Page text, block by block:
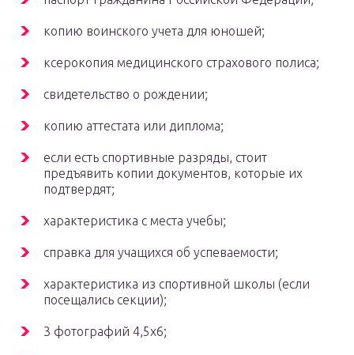
копию воинского учета для юношей;
ксерокопия медицинского страхового полиса;
свидетельство о рождении;
копию аттестата или диплома;
если есть спортивные разряды, стоит
предъявить копии документов, которые их
подтвердят;
характеристика с места учебы;
справка для учащихся об успеваемости;
характеристика из спортивной школы (если
посещались секции);
3 фотографий 4,5х6;